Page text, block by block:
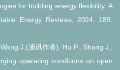
for building energy flexibility: A
Energy Reviews, 2024, 189:
J.(通讯作者), Hu P., Shang J.,
operating conditions on open